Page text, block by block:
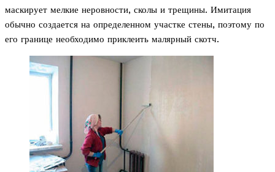
маскирует мелкие неровности, сколы и трещины. Имитация
обычно создается на определенном участке стены, поэтому по
его границе необходимо приклеить малярный скотч.